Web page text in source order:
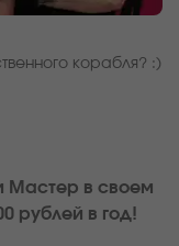
корабля? :)
Мастер в своем
рублей в год!